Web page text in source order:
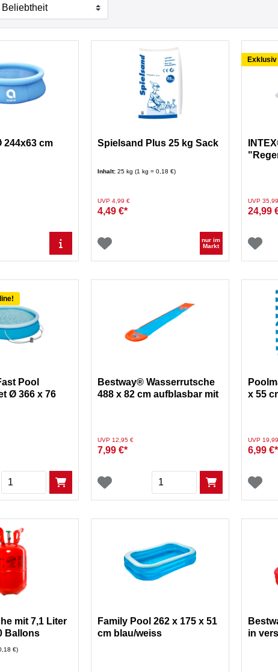
244x63 cm Spielsand Plus 25 kg Sack
Inhalt: 25 kg (1 kg = 0,18 €)
Preis reduziert von
UVP 4,99 €auf
4,49 €*
nur im
Markt
Exklusiv
Preis
UVP
24,99
Pool
Ø 366 x 76
Menge
Bestway® Wasserrutsche
488 x 82 cm aufblasbar mit
Preis reduziert von
UVP 12,95 €auf
7,99 €*
Menge
x 55
Preis
UVP
6,99 €*
mit 7,1 Liter
Ballons
€)
Family Pool 262 x 175 x 51
cm blau/weiss
in